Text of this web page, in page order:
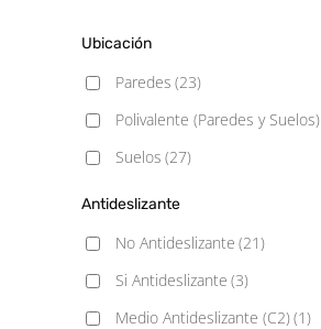
Ubicación
Paredes (23)
Polivalente (Paredes y Suelos)
Suelos (27)
Antideslizante
No Antideslizante (21)
Si Antideslizante (3)
Medio Antideslizante (C2)(1)